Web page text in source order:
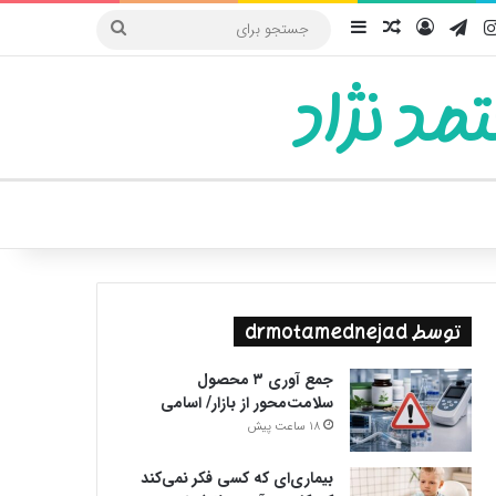
اینستاگرام
تلگرامورودنوشته تصادفی
سایدبار
جستجو
نژاد
پوسته
توسط drmotamednejad
جمع آوری ۳ محصول
سلامت‌محور از بازار/ اسامی
18 ساعت پیش
بیماری‌ای که کسی فکر نمی‌کند